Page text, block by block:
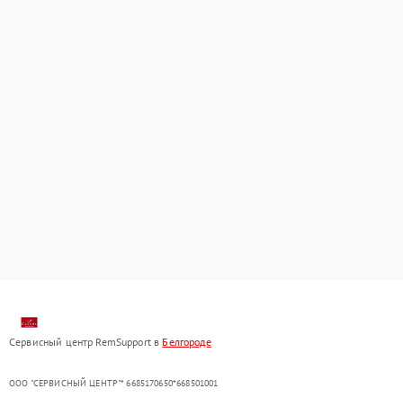
Сервисный центр RemSupport в Белгороде
ООО "СЕРВИСНЫЙ ЦЕНТР"* 6685170650*668501001